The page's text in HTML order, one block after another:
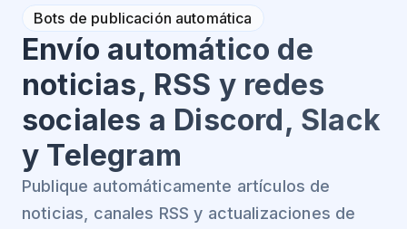
Bots de publicación automática
Envío automático de
noticias, RSS y redes
sociales a Discord, Slack
y Telegram
Publique automáticamente artículos de
noticias, canales RSS y actualizaciones de